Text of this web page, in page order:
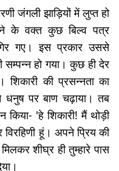
जंगली झाड़ियों में लुप्त हो
के वक्त कुछ बिल्व पत्र
गए। इस प्रकार उससे
हो गया। कुछ ही देर
की प्रसन्नता का
पर बाण चढ़ाया। तब
किया- 'हे शिकारी! मैं थोड़ी
हूं। अपने प्रिय की
शीघ्र ही तुम्हारे पास